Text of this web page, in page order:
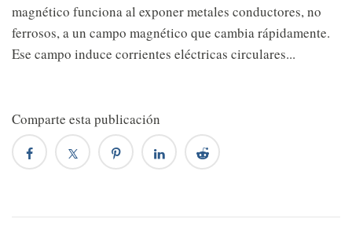
magnético funciona al exponer metales conductores, no
ferrosos, a un campo magnético que cambia rápidamente.
Ese campo induce corrientes eléctricas circulares...
Comparte esta publicación